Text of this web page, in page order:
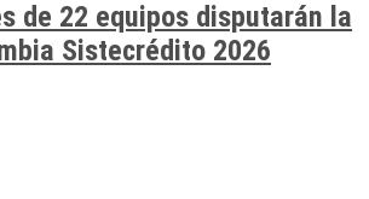
de 22 equipos disputarán la
Sistecrédito 2026